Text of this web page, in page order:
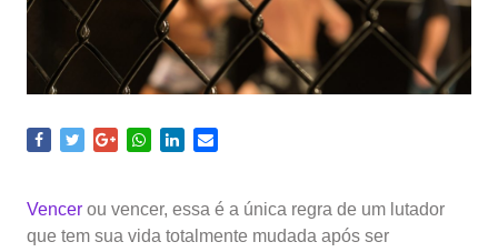
Vencer ou vencer, essa é a única regra de um lutador
que tem sua vida totalmente mudada após ser